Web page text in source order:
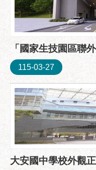
發
包
心
獎
勵
補
助
專
區
網
站
導
「國家生技園區聯
115-03-27
大安國中學校外觀